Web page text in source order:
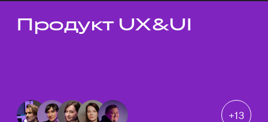
Темы докладов
Продукт UX&UI
+13